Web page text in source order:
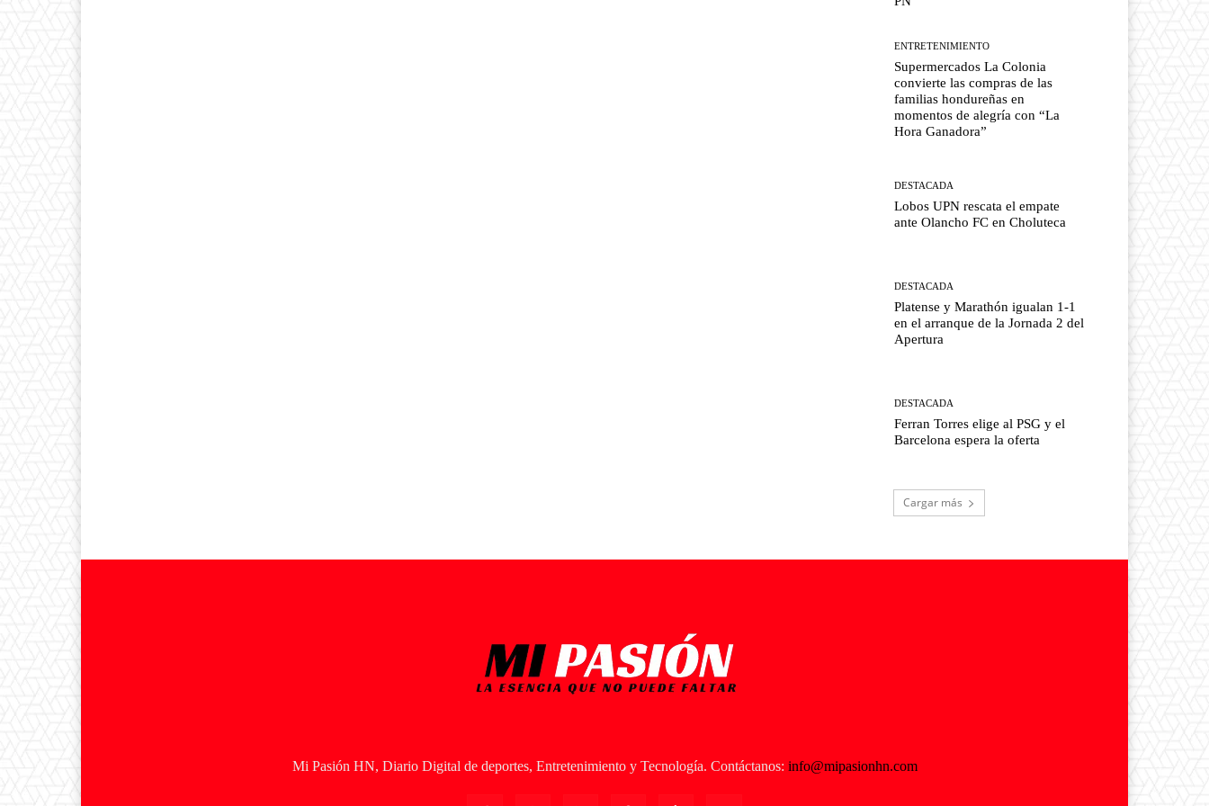
ENTRETENIMIENTO
Supermercados La Colonia
convierte las compras de las
familias hondureñas en
momentos de alegría con “La
Hora Ganadora”
DESTACADA
Lobos UPN rescata el empate
ante Olancho FC en Choluteca
DESTACADA
Platense y Marathón igualan 1-1
en el arranque de la Jornada 2 del
Apertura
DESTACADA
Ferran Torres elige al PSG y el
Barcelona espera la oferta
Cargar más
Mi Pasión HN, Diario Digital de deportes, Entretenimiento y Tecnología. Contáctanos: info@mipasionhn.com